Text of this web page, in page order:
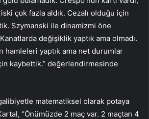
çok fazla aldık. Cezalı olduğu için
Szymanski ile dinamizmi öne
değişiklik yaptık ama olmadı.
hamleleri yaptık ama net durumlar
kaybettik.” değerlendirmesinde
matematiksel olarak potaya
“Önümüzde 2 maç var. 2 maçtan 4